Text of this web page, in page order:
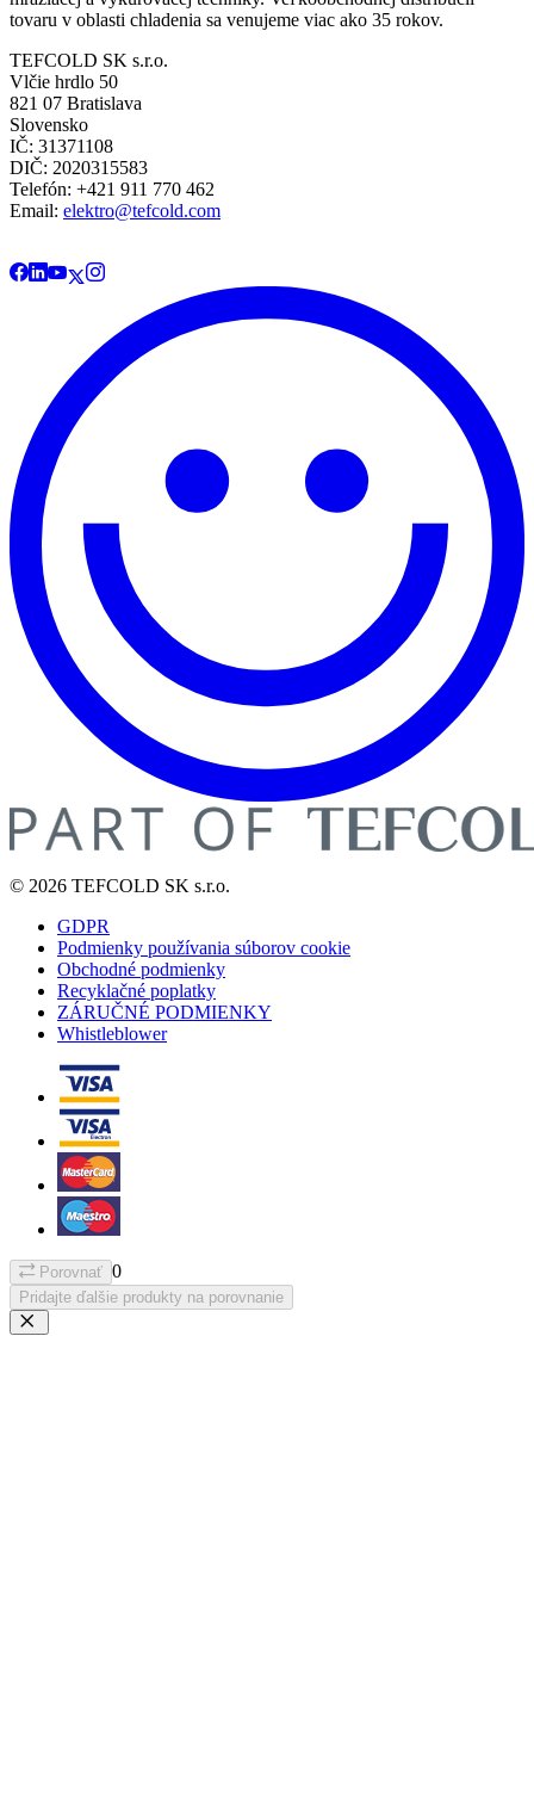
tovaru v oblasti chladenia sa venujeme viac ako 35 rokov.
TEFCOLD SK s.r.o.
Vlčie hrdlo 50
821 07 Bratislava
Slovensko
IČ: 31371108
DIČ: 2020315583
Telefón: +421 911 770 462
Email: elektro@tefcold.com
© 2026 TEFCOLD SK s.r.o.
GDPR
Podmienky používania súborov cookie
Obchodné podmienky
Recyklačné poplatky
ZÁRUČNÉ PODMIENKY
Whistleblower
Porovnať 0
Pridajte ďalšie produkty na porovnanie